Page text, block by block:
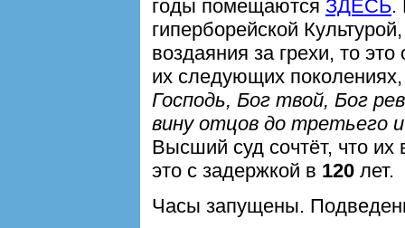
годы помещаются ЗДЕСЬ.
гиперборейской
воздаяния за грехи, то
их следующих
Господь, Бог твой, Бог
вину отцов до третьего
Высший суд сочтёт, что их
это с задержкой в 120 лет.
Часы запущены.